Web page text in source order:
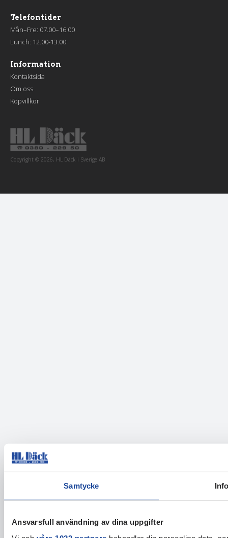
Samtycke
Ansvarsfull användning av dina uppgifter
Telefontider
Mån–Fre: 07.00–16.00
Lunch: 12.00-13.00
Information
Kontaktsida
Om oss
Köpvillkor
Copyright © 2026, HL Däck i Sverige AB